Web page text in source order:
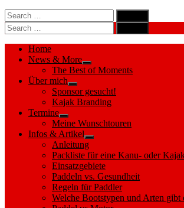
Search
for:
Search
Search
for:
Search
Home
News & More
Show
sub
The Best of Moments
Über mich
Show
sub
menu
Sponsor gesucht!
Kajak Branding
Termine
Show
sub
menu
Meine Wunschtouren
Infos & Artikel
Show
sub
menu
Anleitung
Packliste für eine Kanu- oder
Einsatzgebiete
Paddeln vs. Gesundheit
Regeln für Paddler
Welche Bootstypen und Arten gibt